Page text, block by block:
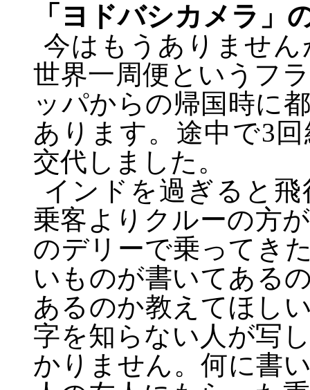
「ヨドバシカメラ」
今はもうありませ
世界一周便というフ
ッパからの帰国時に
あります。途中で3
交代しました。
インドを過ぎると
乗客よりクルーの方
のデリーで乗ってき
いものが書いてある
あるのか教えてほし
字を知らない人が写
かりません。何に書